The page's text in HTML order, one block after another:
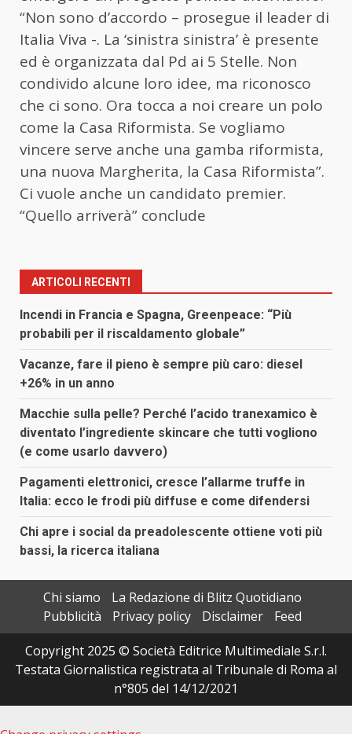
“Non sono d’accordo – prosegue il leader di
Italia Viva -. La ‘sinistra sinistra’ è presente
ed è organizzata dal Pd ai 5 Stelle. Non
condivido alcune loro idee, ma riconosco
che ci sono. Ora tocca a noi creare un polo
come la Casa Riformista. Se vogliamo
vincere serve anche una gamba riformista,
una nuova Margherita, la Casa Riformista”.
Ci vuole anche un candidato premier.
“Quello arriverà” conclude
ARTICOLI RECENTI
Incendi in Francia e Spagna, Greenpeace: “Più
probabili per il riscaldamento globale”
Vacanze, fare il pieno è sempre più caro: diesel
+26% in un anno
Macchie sulla pelle? Perché l’acido tranexamico è
diventato l’ingrediente skincare che tutti vogliono
(e come usarlo davvero)
Pagamenti elettronici, cresce l’allarme truffe in
Italia: ecco le frodi più diffuse e come difendersi
Chi apre i social da preadolescente ottiene voti più
bassi, la ricerca italiana
Chi siamo
La Redazione di Blitz Quotidiano
Pubblicità
Privacy policy Disclaimer
Feed
Copyright 2025 © Società Editrice Multimediale S.r.l.
Testata Giornalistica registrata al Tribunale di Roma al
n°805 del 14/12/2021